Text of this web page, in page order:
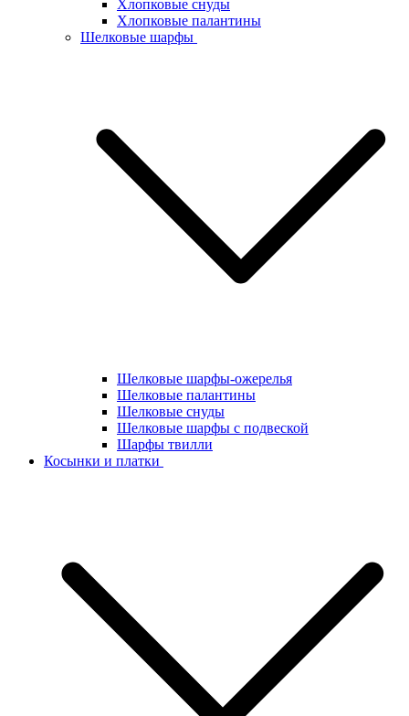
Хлопковые снуды
Хлопковые палантины
Шелковые шарфы
Шелковые шарфы-ожерелья
Шелковые палантины
Шелковые снуды
Шелковые шарфы с подвеской
Шарфы твилли
Косынки и платки